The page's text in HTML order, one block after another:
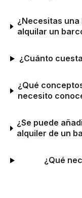
¿Necesitas
alquilar un
¿Cuánto
¿Qué
necesito
¿Se puede
alquiler de un
¿Qué